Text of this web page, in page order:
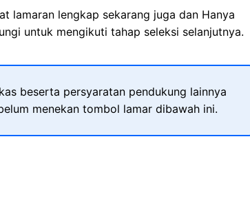
lamaran lengkap sekarang juga dan Hanya
untuk mengikuti tahap seleksi selanjutnya.
beserta persyaratan pendukung lainnya
menekan tombol lamar dibawah ini.